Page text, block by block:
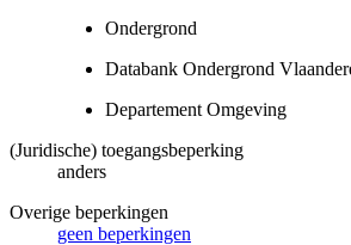
Ondergrond
Databank Ondergrond
Departement Omgeving
(Juridische) toegangsbeperking
anders
Overige beperkingen
geen beperkingen